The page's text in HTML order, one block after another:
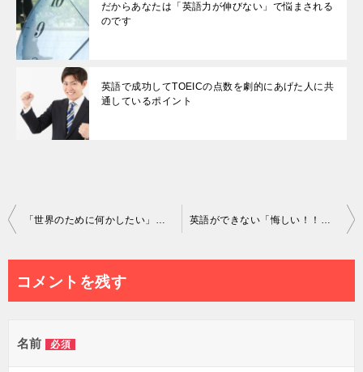
だからあなたは「英語力が伸びない」で悩まされる
のです
英語で成功してTOEICの点数を劇的にあげた人に共
通しているポイント
投
ナ
ビ
ゲ
「世界のために何かしたい」はどうせ上辺だけでしょ 英語ができない「悔しい！！！」を乗り越えるための本当の解決方法
コメントを残す
名前 必須